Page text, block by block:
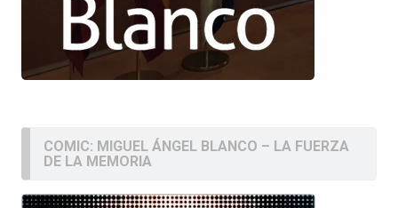
COMIC: MIGUEL ÁNGEL BLANCO – LA FUERZA
DE LA MEMORIA